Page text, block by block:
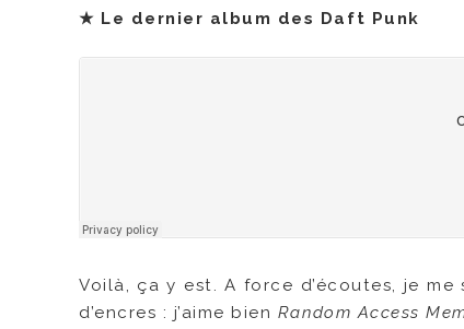
★ Le dernier album des Daft Punk
Voilà, ça y est. A force d’écoutes, je
d’encres : j’aime bien Random Access